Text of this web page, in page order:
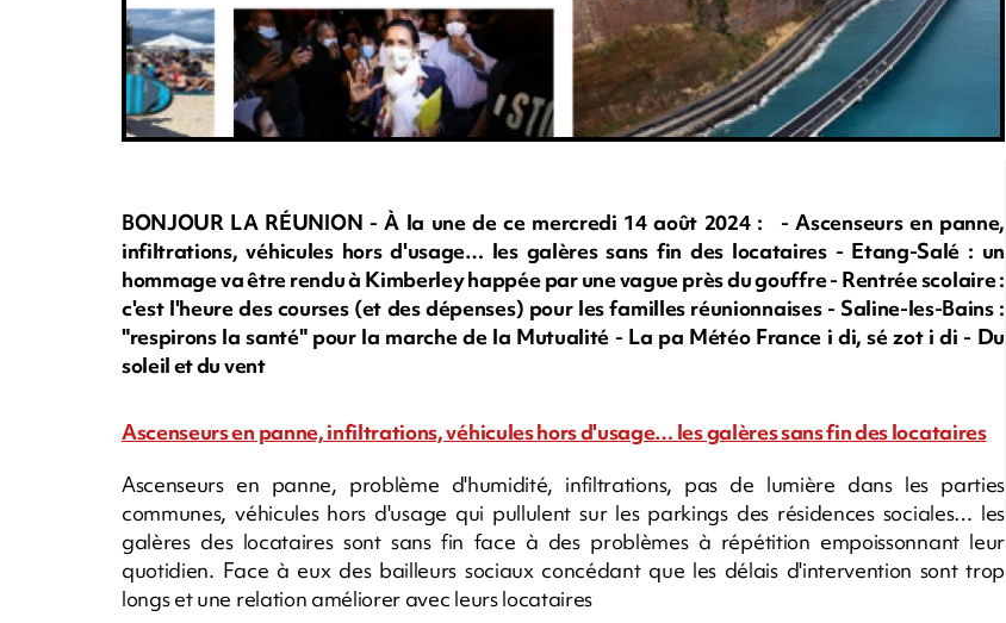
BONJOUR LA RÉUNION - À la une de ce mercredi 14 août 2024 : - Ascenseurs en panne,
infiltrations, véhicules hors d'usage… les galères sans fin des locataires - Etang-Salé : un
hommage va être rendu à Kimberley happée par une vague près du gouffre - Rentrée scolaire :
c'est l'heure des courses (et des dépenses) pour les familles réunionnaises - Saline-les-Bains :
"respirons la santé" pour la marche de la Mutualité - La pa Météo France i di, sé zot i di - Du
soleil et du vent
Ascenseurs en panne, infiltrations, véhicules hors d'usage… les galères sans fin des locataires
Ascenseurs en panne, problème d'humidité, infiltrations, pas de lumière dans les parties
communes, véhicules hors d'usage qui pullulent sur les parkings des résidences sociales… les
galères des locataires sont sans fin face à des problèmes à répétition empoissonnant leur
quotidien. Face à eux des bailleurs sociaux concédant que les délais d'intervention sont trop
longs et une relation améliorer avec leurs locataires